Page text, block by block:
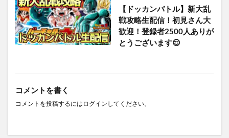
【ドッカンバトル】新大乱
戦攻略生配信！初見さん大
歓迎！登録者2500人ありが
とうございます😌
コメントを書く
コメントを投稿するには ログイン してください。